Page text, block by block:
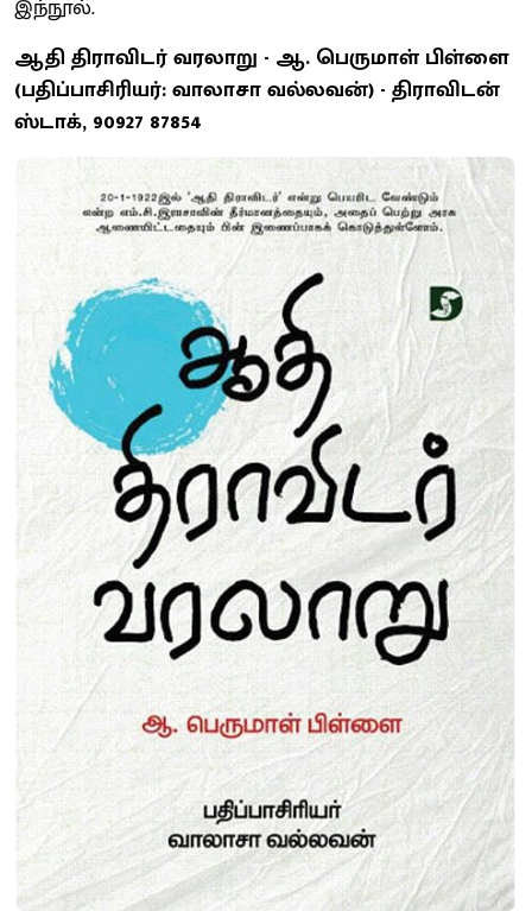
இந்நூல்.
ஆதி திராவிடர் வரலாறு - ஆ. பெருமாள் பிள்ளை
(பதிப்பாசிரியர்: வாலாசா வல்லவன்) - திராவிடன்
ஸ்டாக், 90927 87854